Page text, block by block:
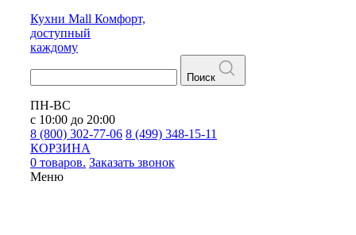
Кухни Mall Комфорт,
доступный
каждому
Поиск
ПН-ВС
с 10:00 до 20:00
8 (800) 302-77-06 8 (499) 348-15-11
КОРЗИНА
0 товаров. Заказать звонок
Меню